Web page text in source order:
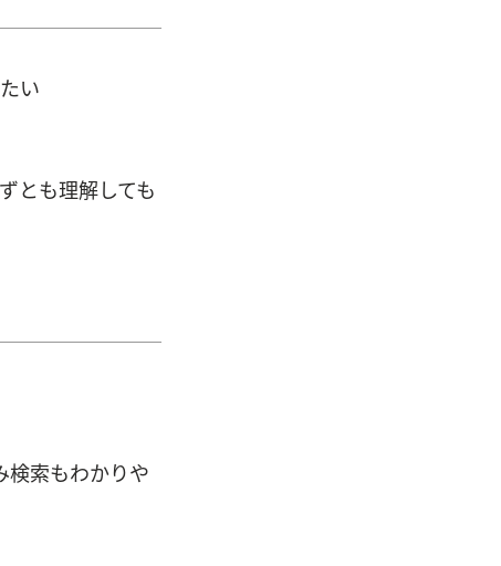
い
とも理解しても
検索もわかりや